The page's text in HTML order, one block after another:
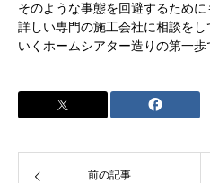
そのような事態を回避するため
詳しい専門の施工会社に相談を
いくホームシアター造りの第一歩
前の記事